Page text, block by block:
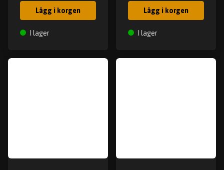
Lägg i korgen
I lager
Lägg i korgen
I lager